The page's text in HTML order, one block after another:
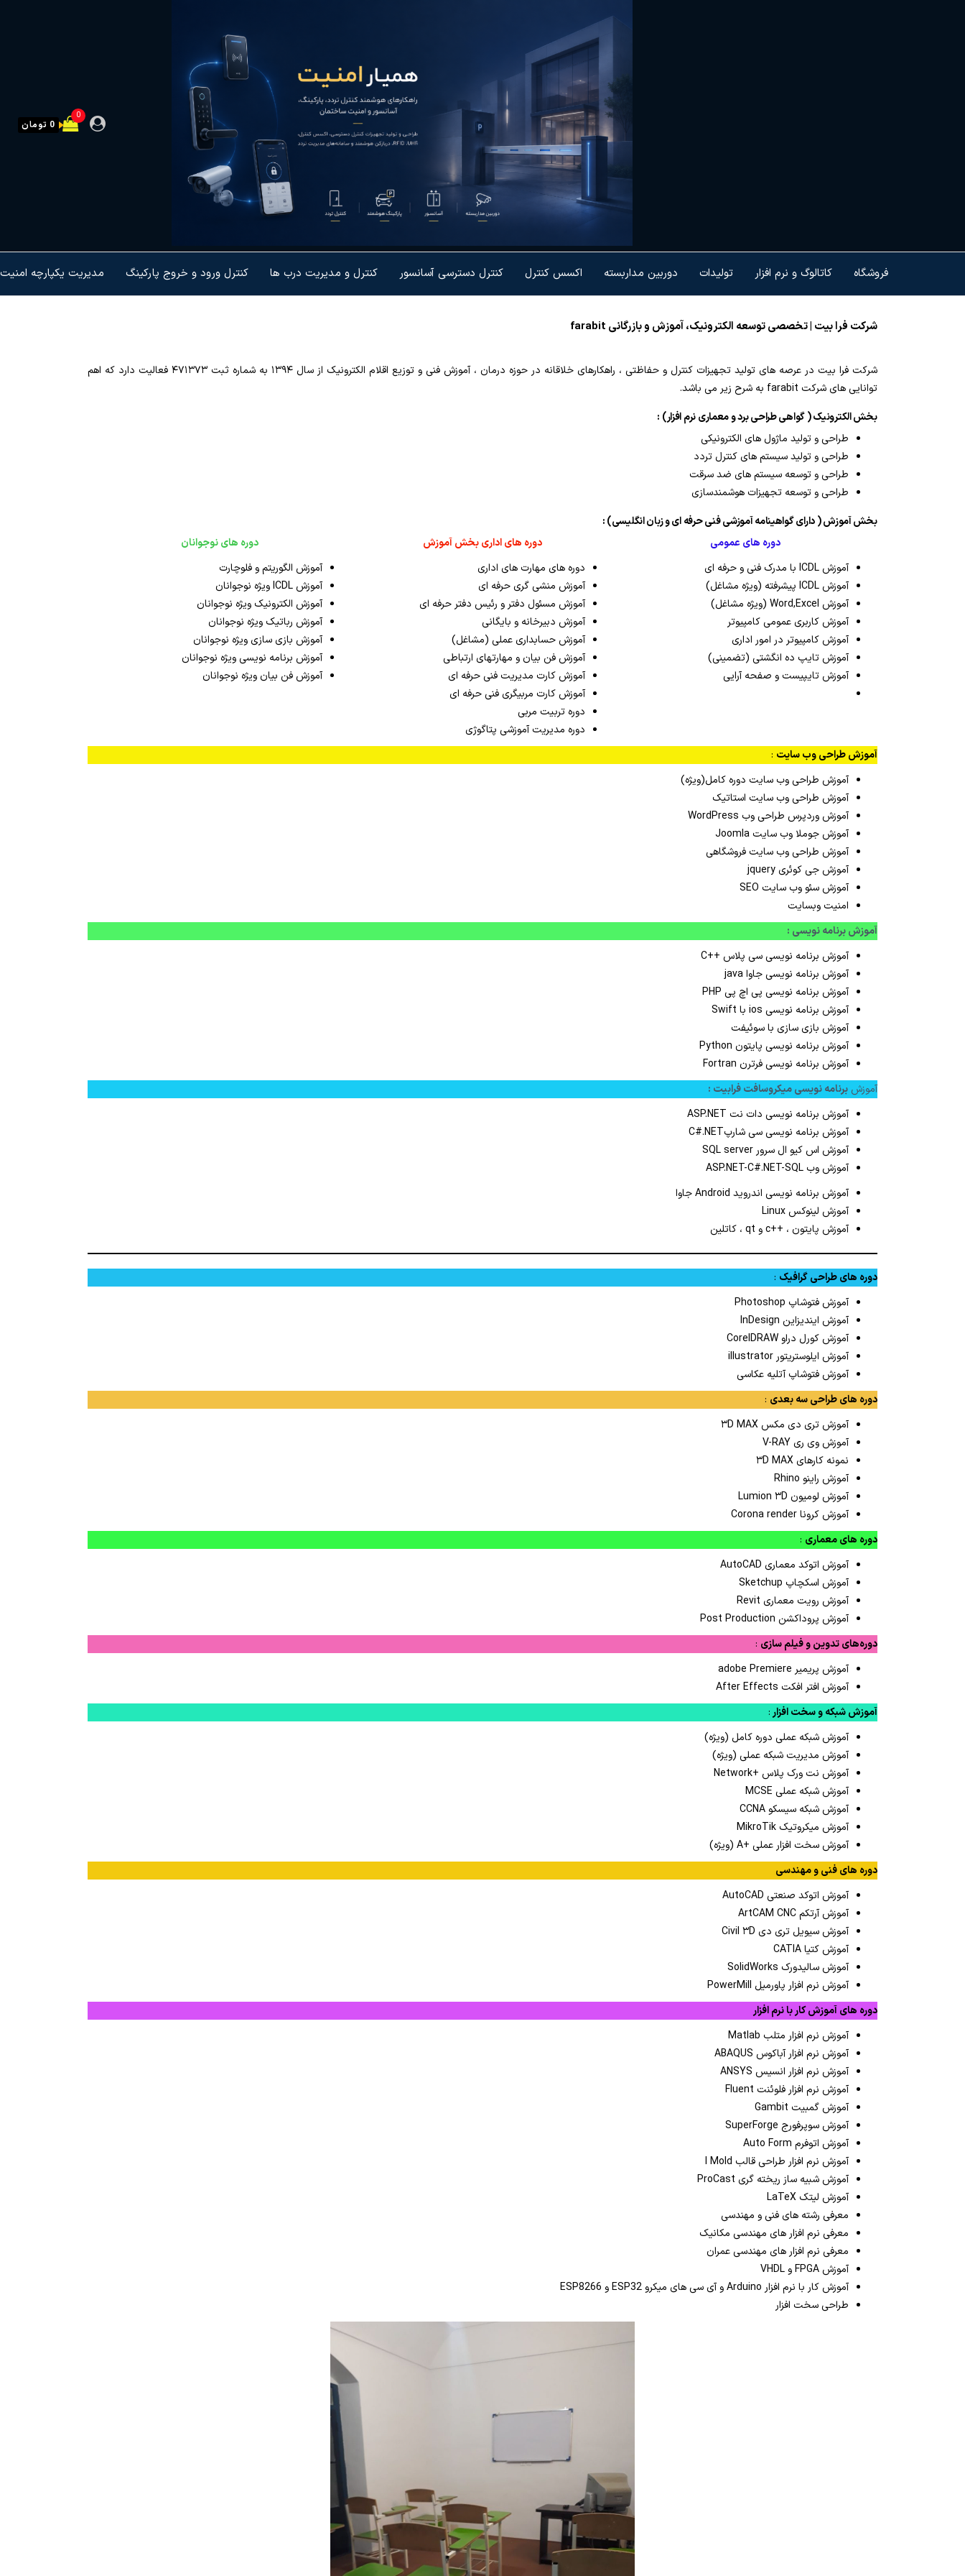
همیار
امنیت
کنترل تردد و
0
0 تومان
مدیریت یکپارچه امنیت کنترل ورود و خروج پارکینگ کنترل و مدیریت درب ها کنترل دسترسی آسانسور اکسس کنترل دوربین مداربسته تولیدات کاتالوگ و نرم افزار فروشگاه
شرکت فرا بیت | تخصصی توسعه الکترونیک، آموزش و بازرگانی farabit
شرکت فرا بیت‌ در عرصه های تولید تجهیزات کنترل و حفاظتی ، راهکارهای خلاقانه در حوزه درمان ، آموزش فنی و توزیع اقلام الکترونیک از سال ۱۳۹۴ به شماره ثبت ۴۷۱۳۷۳ فعالیت دارد که اهم
توانایی های شرکت farabit به شرح زیر می باشد.
بخش الکترونیک ( گواهی طراحی برد و معماری نرم افزار) :
طراحی و تولید ماژول های الکترونیکی
طراحی و تولید سیستم های کنترل تردد
طراحی و توسعه سیستم های ضد سرقت
طراحی و توسعه تجهیزات هوشمندسازی
بخش آموزش ( دارای گواهینامه آموزشی فنی حرفه ای و زبان انگلیسی) :
دوره های عمومی
آموزش ICDL با مدرک فنی و حرفه ای
آموزش ICDL پیشرفته (ویژه مشاغل)
آموزش Word,Excel (ویژه مشاغل)
آموزش کاربری عمومی کامپیوتر
آموزش کامپیوتر در امور اداری
آموزش تایپ ده انگشتی (تضمینی)
آموزش تایپیست و صفحه آرایی
دوره های اداری بخش آموزش
دوره های مهارت های اداری
آموزش منشی گری حرفه ای
آموزش مسئول دفتر و رئیس دفتر حرفه ای
آموزش دبیرخانه و بایگانی
آموزش حسابداری عملی (مشاغل)
آموزش فن بیان و مهارتهای ارتباطی
آموزش کارت مدیریت فنی حرفه ای
آموزش کارت مربیگری فنی حرفه ای
دوره تربیت مربی
دوره مدیریت آموزشی پتاگوژی
دوره های نوجوانان
آموزش الگوریتم و فلوچارت
آموزش ICDL ویژه نوجوانان
آموزش الکترونیک ویژه نوجوانان
آموزش رباتیک ویژه نوجوانان
آموزش بازی سازی ویژه نوجوانان
آموزش برنامه نویسی ویژه نوجوانان
آموزش فن بیان ویژه نوجوانان
آموزش طراحی وب سایت :
آموزش طراحی وب سایت دوره کامل(ویژه)
آموزش طراحی وب سایت استاتیک
آموزش وردپرس طراحی وب WordPress
آموزش جوملا وب سایت Joomla
آموزش طراحی وب سایت فروشگاهی
آموزش جی کوئری jquery
آموزش سئو وب سایت SEO
امنیت وبسایت
آموزش برنامه نویسی :
آموزش برنامه نویسی سی پلاس ++C
آموزش برنامه نویسی جاوا java
آموزش برنامه نویسی پی اچ پی PHP
آموزش برنامه نویسی ios با Swift
آموزش بازی سازی با سوئیفت
آموزش برنامه نویسی پایتون Python
آموزش برنامه نویسی فرترن Fortran
آموزشبرنامه نویسی میکروسافت فرابیت :
آموزش برنامه نویسی دات نت ASP.NET
آموزش برنامه نویسی سی شارپC#.NET
آموزش اس کیو ال سرور SQL server
آموزش وب ASP.NET-C#.NET-SQL
آموزش برنامه نویسی اندروید Android جاوا
آموزش لینوکس Linux
آموزش پایتون ، ++c و qt ، کاتلین
دوره های طراحی گرافیک :
آموزش فتوشاپ Photoshop
آموزش ایندیزاین InDesign
آموزش کورل دراو CorelDRAW
آموزش ایلوستریتور illustrator
آموزش فتوشاپ آتلیه عکاسی
دوره های طراحی سه بعدی :
آموزش تری دی مکس ۳D MAX
آموزش وی ری V-RAY
نمونه کارهای ۳D MAX
آموزش راینو Rhino
آموزش لومیون Lumion ۳D
آموزش کرونا Corona render
دوره های معماری :
آموزش اتوکد معماری AutoCAD
آموزش اسکچاپ Sketchup
آموزش رویت معماری Revit
آموزش پروداکشن Post Production
دوره‌های تدوین و فیلم سازی :
آموزش پریمیر adobe Premiere
آموزش افتر افکت After Effects
آموزش شبکه و سخت افزار:
آموزش شبکه عملی دوره کامل (ویژه)
آموزش مدیریت شبکه عملی (ویژه)
آموزش نت ورک پلاس +Network
آموزش شبکه عملی MCSE
آموزش شبکه سیسکو CCNA
آموزش میکروتیک MikroTik
آموزش سخت افزار عملی +A (ویژه)
دوره های فنی و مهندسی
آموزش اتوکد صنعتی AutoCAD
آموزش آرتکم ArtCAM CNC
آموزش سیویل تری دی Civil ۳D
آموزش کتیا CATIA
آموزش سالیدورک SolidWorks
آموزش نرم افزار پاورمیل PowerMill
دوره های آموزش کار با نرم افزار
آموزش نرم افزار متلب Matlab
آموزش نرم افزار آباکوس ABAQUS
آموزش نرم افزار انسیس ANSYS
آموزش نرم افزار فلوئنت Fluent
آموزش گمبیت Gambit
آموزش سوپرفورج SuperForge
آموزش اتوفرم Auto Form
آموزش نرم افزار طراحی قالب I Mold
آموزش شبیه ساز ریخته گری ProCast
آموزش لیتک LaTeX
معرفی رشته های فنی و مهندسی
معرفی نرم افزار های مهندسی مکانیک
معرفی نرم افزار های مهندسی عمران
آموزش FPGA و VHDL
آموزش کار با نرم افزار Arduino و آی سی های میکرو ESP32 و ESP8266
طراحی سخت افزار